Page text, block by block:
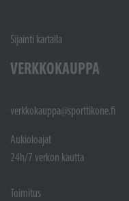
Sijainti kartalla
VERKKOKAUPPA
verkkokauppa@sporttikone.fi
Aukioloajat
24h/7 verkon kautta
Toimitus